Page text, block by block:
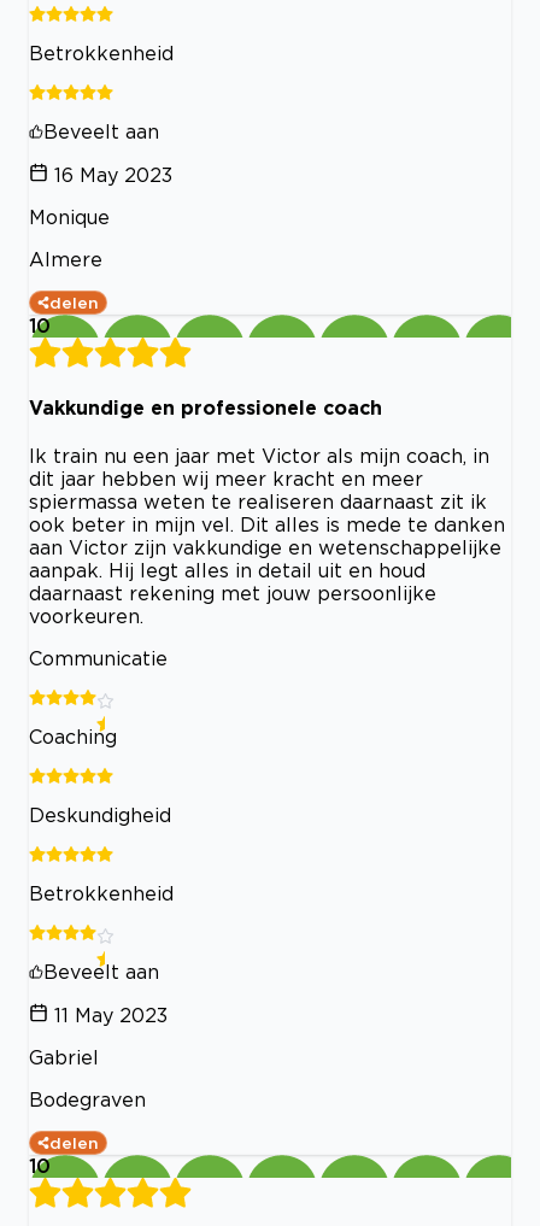
Betrokkenheid
Beveelt aan
16 May 2023
Monique
Almere
delen
10
Vakkundige en professionele coach
Ik train nu een jaar met Victor als mijn coach, in
dit jaar hebben wij meer kracht en meer
spiermassa weten te realiseren daarnaast zit ik
ook beter in mijn vel. Dit alles is mede te danken
aan Victor zijn vakkundige en wetenschappelijke
aanpak. Hij legt alles in detail uit en houd
daarnaast rekening met jouw persoonlijke
voorkeuren.
Communicatie
Coaching
Deskundigheid
Betrokkenheid
Beveelt aan
11 May 2023
Gabriel
Bodegraven
delen
10